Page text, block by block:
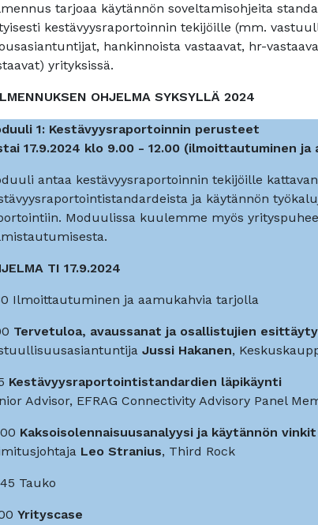
tarjoaa käytännön soveltamisohjeita
kestävyysraportoinnin tekijöille (mm.
hankinnoista vastaavat, hr-
yrityksissä.
OHJELMA SYKSYLLÄ 2024
1: Kestävyysraportoinnin perusteet
17.9.2024 klo 9.00 - 12.00 (ilmoittautuminen ja
antaa kestävyysraportoinnin tekijöille
ja käytännön
Moduulissa kuulemme myös
TI 17.9.2024
Ilmoittautuminen ja aamukahvia tarjolla
Tervetuloa, avaussanat ja osallistujien
Jussi Hakanen,
Kestävyysraportointistandardien läpikäynti
Advisor, EFRAG Connectivity Advisory Panel
Kaksoisolennaisuusanalyysi ja käytännön vinkit
Leo Stranius, Third Rock
Tauko
Yrityscase